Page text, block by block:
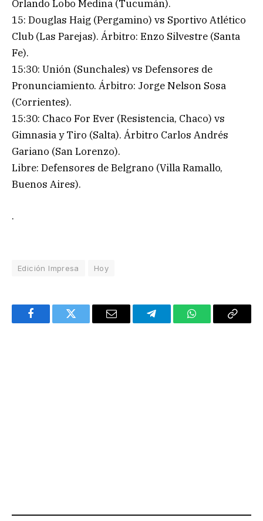
Orlando Lobo Medina (Tucumán).
15: Douglas Haig (Pergamino) vs Sportivo Atlético
Club (Las Parejas). Árbitro: Enzo Silvestre (Santa
Fe).
15:30: Unión (Sunchales) vs Defensores de
Pronunciamiento. Árbitro: Jorge Nelson Sosa
(Corrientes).
15:30: Chaco For Ever (Resistencia, Chaco) vs
Gimnasia y Tiro (Salta). Árbitro Carlos Andrés
Gariano (San Lorenzo).
Libre: Defensores de Belgrano (Villa Ramallo,
Buenos Aires).
.
Edición Impresa Hoy
FacebookTwitter Email TelegramWhatsAppCopy